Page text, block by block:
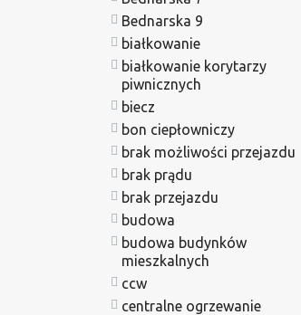
Bednarska 9
białkowanie
białkowanie korytarzy
piwnicznych
biecz
bon ciepłowniczy
brak możliwości przejazdu
brak prądu
brak przejazdu
budowa
budowa budynków
mieszkalnych
ccw
centralne ogrzewanie